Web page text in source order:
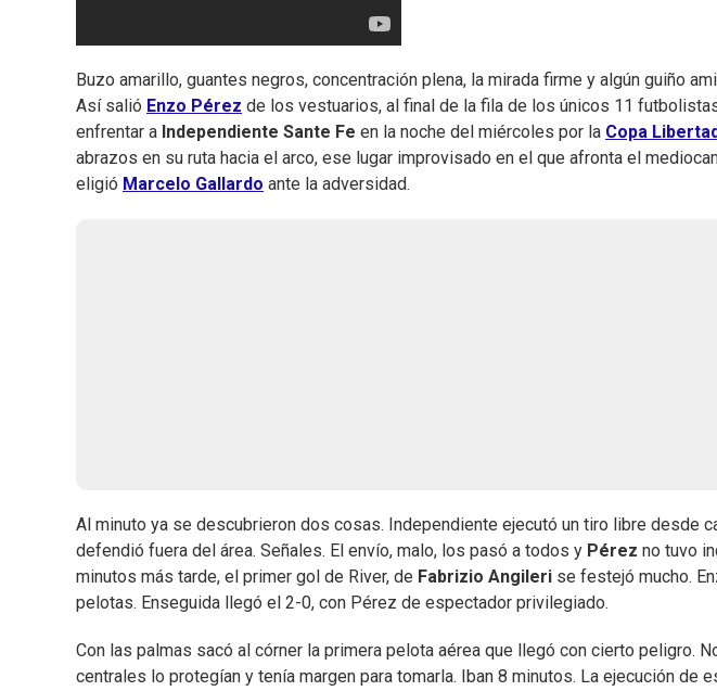
Buzo amarillo, guantes negros, concentración plena, la mirada firme y algún guiño
Así salió Enzo Pérez de los vestuarios, al final de la fila de los únicos 11
enfrentar a Independiente Sante Fe en la noche del miércoles por la Copa
abrazos en su ruta hacia el arco, ese lugar improvisado en el que afronta el
eligió Marcelo Gallardo ante la adversidad.
Al minuto ya se descubrieron dos cosas. Independiente ejecutó un tiro libre desde
defendió fuera del área. Señales. El envío, malo, los pasó a todos y Pérez no tuvo
minutos más tarde, el primer gol de River, de Fabrizio Angileri se festejó mucho.
pelotas. Enseguida llegó el 2-0, con Pérez de espectador privilegiado.
Con las palmas sacó al córner la primera pelota aérea que llegó con cierto peligro.
centrales lo protegían y tenía margen para tomarla. Iban 8 minutos. La ejecución de